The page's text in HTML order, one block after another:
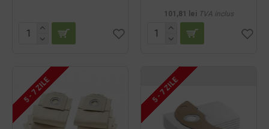
101,81 lei TVA inclus
5 - 7 ZILE 5 - 7 ZILE